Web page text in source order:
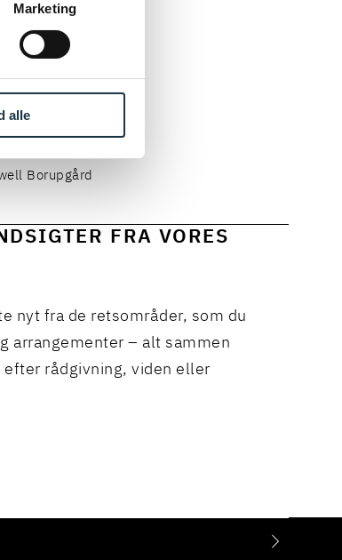
Marketing
alle
Hillerød Slot
Borupgård
FRA VORES
nyt fra de retsområder, som du
arrangementer – alt sammen
efter rådgivning, viden eller